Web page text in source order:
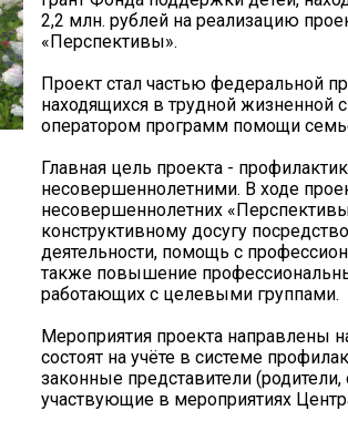
2,2 млн. рублей на реализацию
«Перспективы».
Проект стал частью федеральной
находящихся в трудной жизненной
оператором программ помощи
Главная цель проекта -
несовершеннолетними. В ходе
несовершеннолетних
конструктивному досугу
деятельности, помощь с
также повышение
работающих с целевыми группами.
Мероприятия проекта направлены
состоят на учёте в системе
законные представители
участвующие в мероприятиях